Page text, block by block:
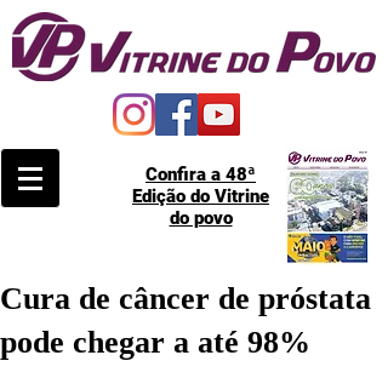
Confira a 48ª
Edição do Vitrine
do povo
Cura de câncer de próstata
pode chegar a até 98%